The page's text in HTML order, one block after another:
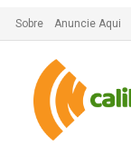
Sobre Anuncie Aqui